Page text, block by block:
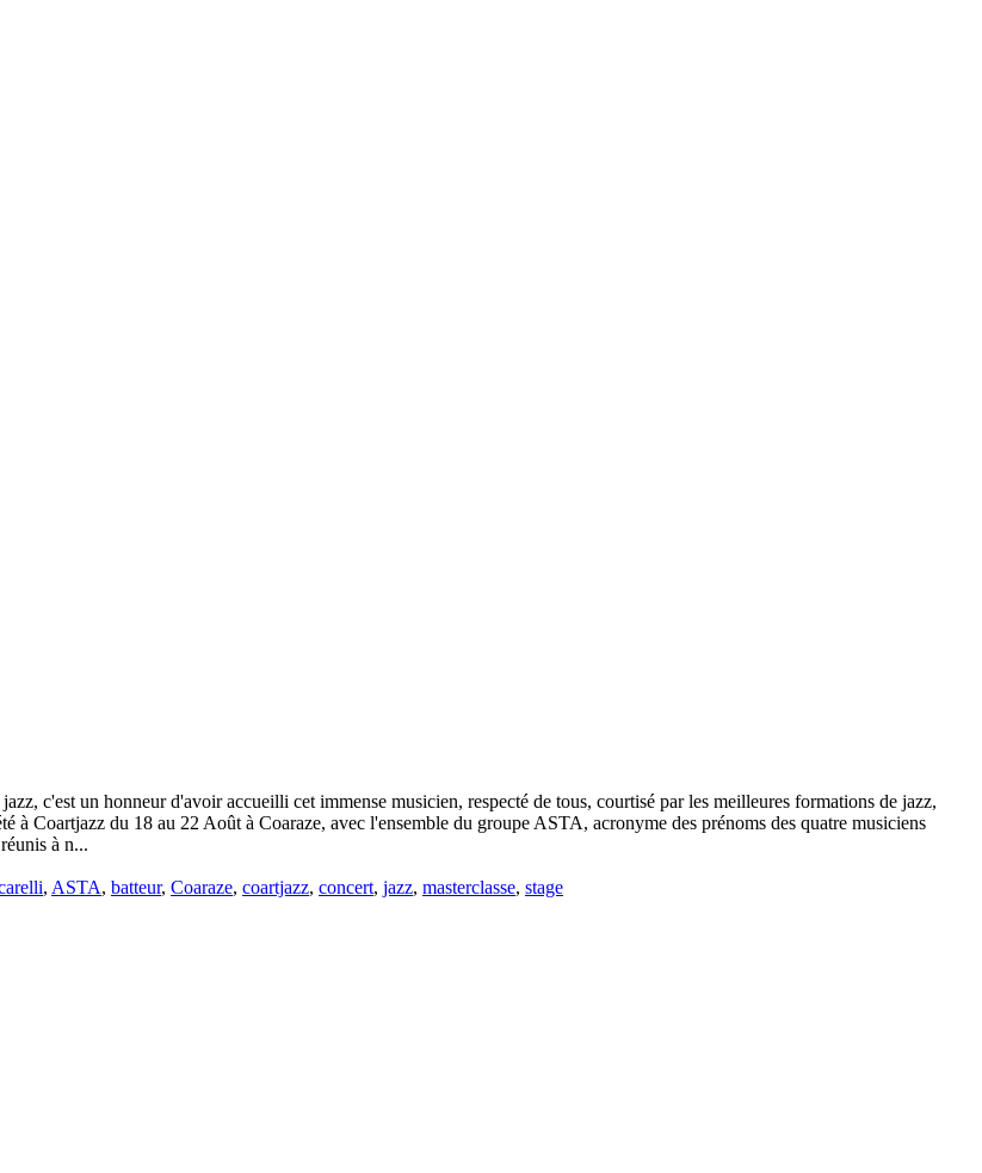
c'est un honneur d'avoir accueilli cet immense musicien, respecté de tous, courtisé par les meilleures formations de jazz,
à Coartjazz du 18 au 22 Août à Coaraze, avec l'ensemble du groupe ASTA, acronyme des prénoms des quatre musiciens
à n...
, ASTA, batteur, Coaraze, coartjazz, concert, jazz, masterclasse, stage